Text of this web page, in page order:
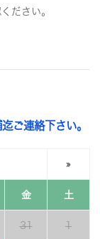
ださい。
ご連絡下さい。
»
金 土
31 1